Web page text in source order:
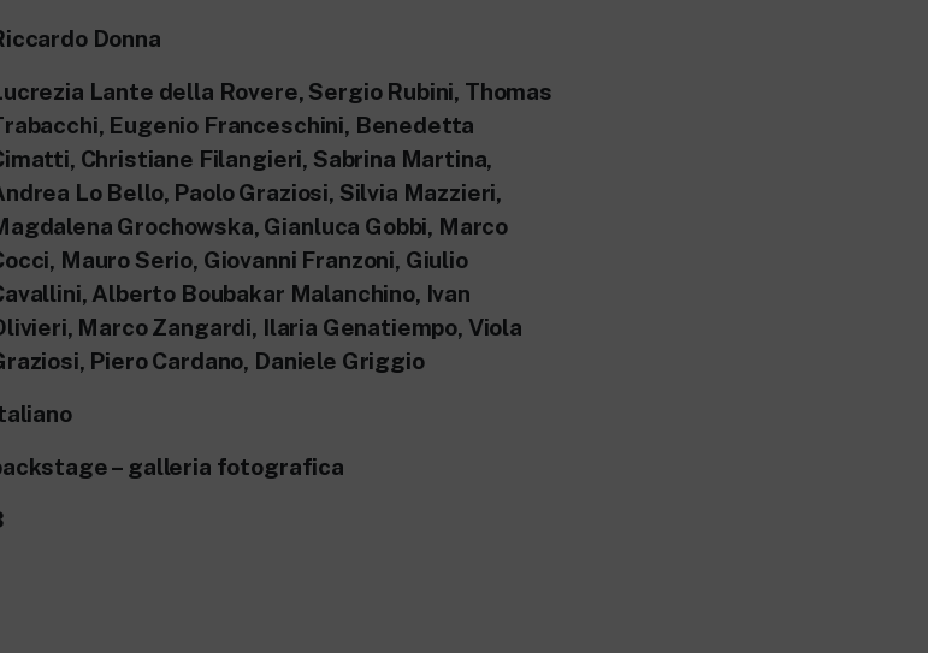
Donna
Lante della Rovere, Sergio Rubini, Thomas
Eugenio Franceschini, Benedetta
Christiane Filangieri, Sabrina Martina,
Lo Bello, Paolo Graziosi, Silvia Mazzieri,
Grochowska, Gianluca Gobbi, Marco
Mauro Serio, Giovanni Franzoni, Giulio
Alberto Boubakar Malanchino, Ivan
Marco Zangardi, Ilaria Genatiempo, Viola
Piero Cardano, Daniele Griggio
– galleria fotografica